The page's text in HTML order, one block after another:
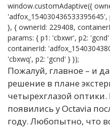
window.customAdaptive({
}, { ownerId: 229408,
params: { p1: 'cbxwr', p2:
containerId:
'cbxwq', p2: 'gcnd' } });
Пожалуй, главное – и
решение в плане
четырехглазой
появились у Octavia
году. Любопытно, что